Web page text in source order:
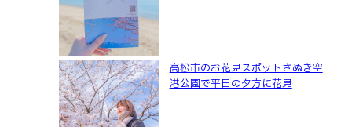
高松市のお花見スポットさぬき空
港公園で平日の夕方に花見